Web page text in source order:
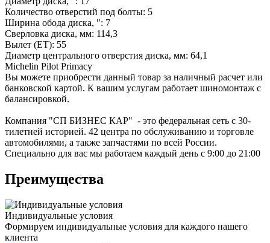
Количество отверстий под болты: 5
Ширина обода диска, ": 7
Сверловка диска, мм: 114,3
Вылет (ET): 55
Диаметр центрального отверстия диска, мм: 64,1
Michelin Pilot Primacy
Вы можете приобрести данный товар за наличный расчет или
банковской картой. К вашим услугам работает шиномонтаж с
балансировкой.
Компания "СП БИЗНЕС КАР" - это федеральная сеть с 30-
тилетней историей. 42 центра по обслуживанию и торговле
автомобилями, а также запчастями по всей России.
Специально для вас мы работаем каждый день с 9:00 до 21:00
Преимущества
Индивидуальные условия
Формируем индивидуальные условия для каждого нашего
клиента